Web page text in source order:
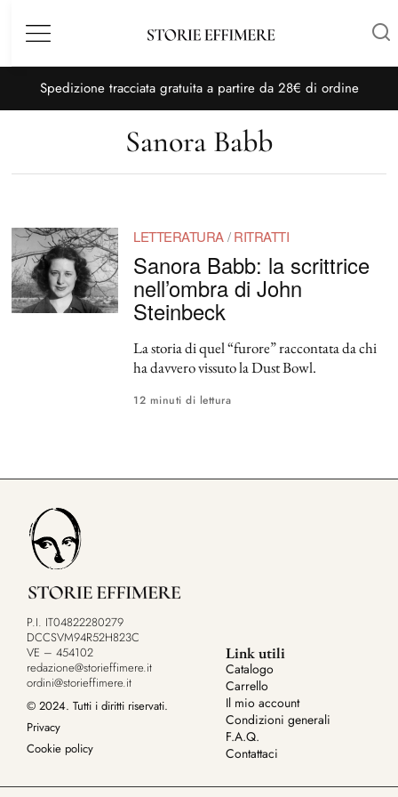
Menù
Spedizione tracciata gratuita a partire da 28€ di ordine
Sanora Babb
LETTERATURA/ RITRATTI
Sanora Babb: la scrittrice
nell’ombra di John
Steinbeck
La storia di quel “furore” raccontata da chi
ha davvero vissuto la Dust Bowl.
12 minuti di lettura
P.I. IT04822280279
DCCSVM94R52H823C
VE – 454102
redazione@storieffimere.it
ordini@storieffimere.it
© 2024. Tutti i diritti riservati.
Privacy
Cookie policy
Link utili
Catalogo
Carrello
Il mio account
Condizioni generali
F.A.Q.
Contattaci